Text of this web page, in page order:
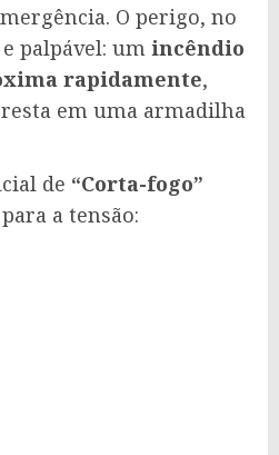
O perigo, no
palpável: um incêndio
rapidamente,
em uma armadilha
de “Corta-fogo”
a tensão: